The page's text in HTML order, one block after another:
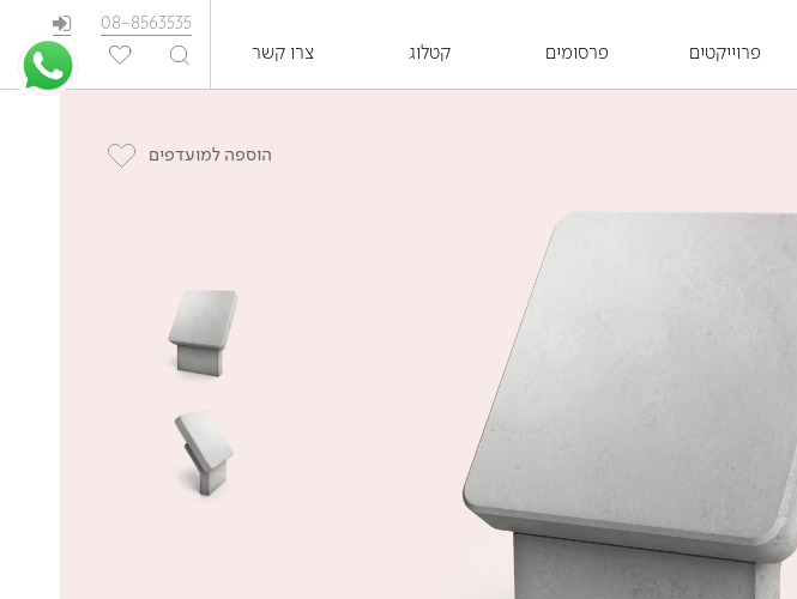
פרוייקטים פרסומים קטלוג צרו קשר
08-8563535
EN
הוספה למועדפים